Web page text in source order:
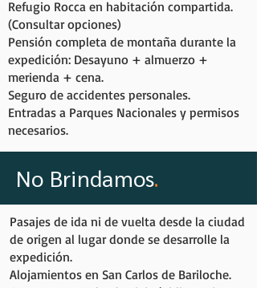
Refugio Rocca en habitación compartida.
(Consultar opciones)
Pensión completa de montaña durante la
expedición: Desayuno + almuerzo +
merienda + cena.
Seguro de accidentes personales.
Entradas a Parques Nacionales y permisos
necesarios.
No Brindamos.
Pasajes de ida ni de vuelta desde la ciudad
de origen al lugar donde se desarrolle la
expedición.
Alojamientos en San Carlos de Bariloche.